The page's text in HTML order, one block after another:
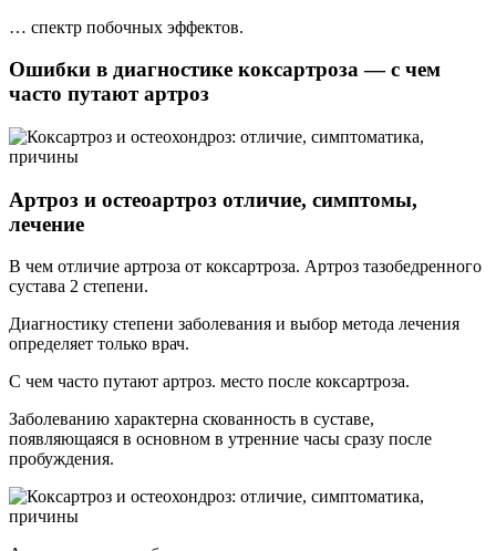
…​ спектр побочных эффектов. ​
Ошибки в диагностике коксартроза — с чем
часто путают артроз
Артроз и остеоартроз отличие, симптомы,
лечение
В чем отличие артроза от коксартроза. Артроз тазобедренного
сустава 2 степени.
Диагностику степени заболевания и выбор метода лечения
определяет только врач.
С чем часто путают артроз. место после коксартроза.
Заболеванию характерна скованность в суставе,
появляющаяся в основном в утренние часы сразу после
пробуждения.